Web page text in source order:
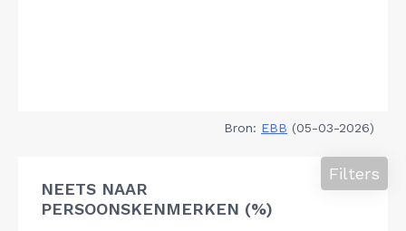
Bron: EBB (05-03-2026)
NEETS NAAR
PERSOONSKENMERKEN (%)
Filters